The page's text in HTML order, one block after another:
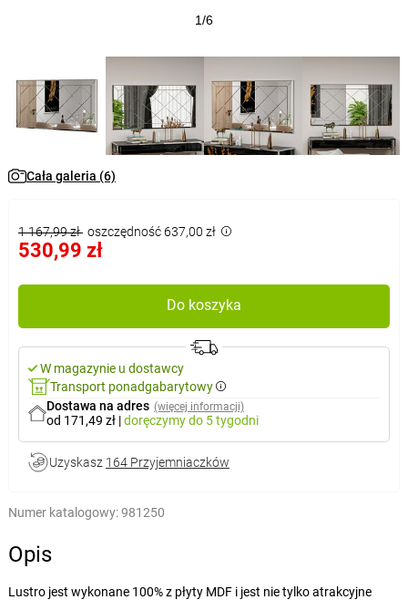
1/6
Cała galeria (6)
1 167,99 zł oszczędność 637,00 zł
530,99 zł
Do koszyka
W magazynie u dostawcy
Transport ponadgabarytowy
Dostawa na adres (więcej informacji)
od 171,49 zł |doręczymydo 5 tygodni
Uzyskasz 164 Przyjemniaczków
Numer katalogowy:981250
Opis
Lustro jest wykonane 100% z płyty MDF i jest nie tylko atrakcyjne